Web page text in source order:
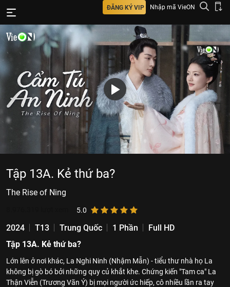
ĐĂNG KÝ VIP Nhập mã VieON
Tập 13A. Kẻ thứ ba?
The Rise of Ning
5.0
2024 T13 Trung Quốc 1 Phần
Full HD
Tập 13A. Kẻ thứ ba?
Lớn lên ở nơi khác, La Nghi Ninh (Nhậm Mẫn) - tiểu thư nhà họ La
không bị gò bó bởi những quy củ khắt khe. Chứng kiến "Tam ca" La
Thận Viễn (Trương Vãn Ý) bị mọi người ức hiếp, cô nhiều lần ra tay